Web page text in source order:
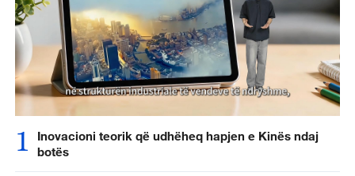
1
Inovacioni teorik që udhëheq hapjen e Kinës ndaj
botës